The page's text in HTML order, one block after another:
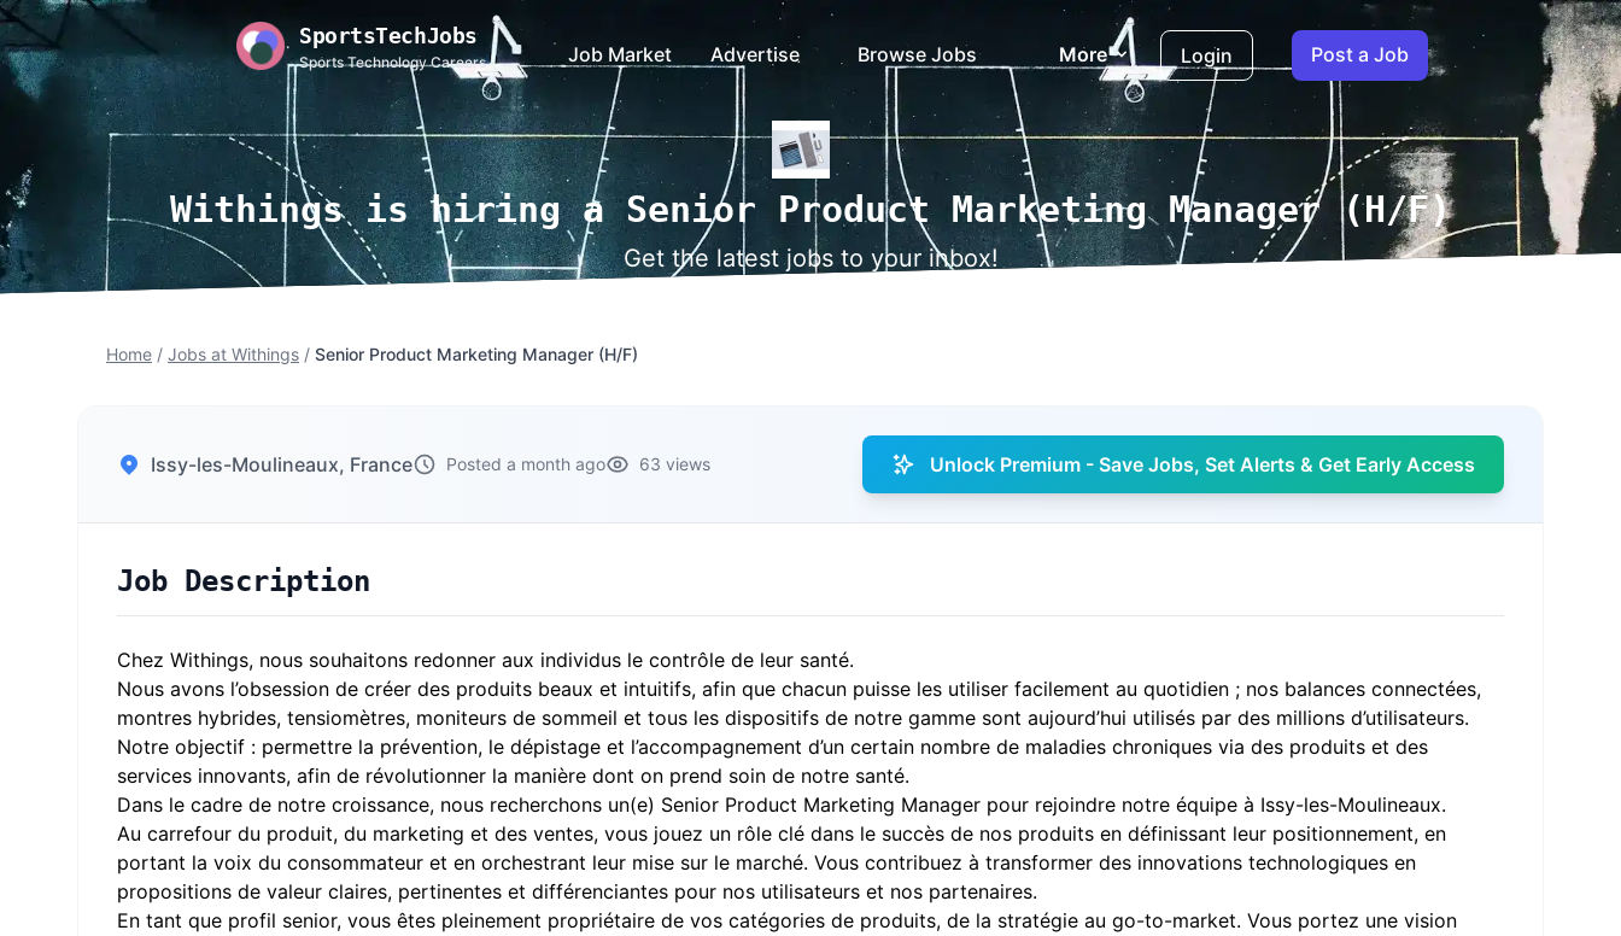
SportsTechJobs
Sports Technology Careers Job Market Advertise Browse Jobs More Login Post a Job
Withings is hiring a Senior Product Marketing Manager (H/F)
Get the latest jobs to your inbox!
Home / Jobs at Withings / Senior Product Marketing Manager (H/F)
Issy-les-Moulineaux, France Posted a month ago 63 views Unlock Premium - Save Jobs, Set Alerts & Get Early Access
Job Description
Chez Withings, nous souhaitons redonner aux individus le contrôle de leur santé.
Nous avons l’obsession de créer des produits beaux et intuitifs, afin que chacun puisse les utiliser facilement au quotidien ; nos balances connectées,
montres hybrides, tensiomètres, moniteurs de sommeil et tous les dispositifs de notre gamme sont aujourd’hui utilisés par des millions d’utilisateurs.
Notre objectif : permettre la prévention, le dépistage et l’accompagnement d’un certain nombre de maladies chroniques via des produits et des
services innovants, afin de révolutionner la manière dont on prend soin de notre santé.
Dans le cadre de notre croissance, nous recherchons un(e) Senior Product Marketing Manager pour rejoindre notre équipe à Issy-les-Moulineaux.
Au carrefour du produit, du marketing et des ventes, vous jouez un rôle clé dans le succès de nos produits en définissant leur positionnement, en
portant la voix du consommateur et en orchestrant leur mise sur le marché. Vous contribuez à transformer des innovations technologiques en
propositions de valeur claires, pertinentes et différenciantes pour nos utilisateurs et nos partenaires.
En tant que profil senior, vous êtes pleinement propriétaire de vos catégories de produits, de la stratégie au go-to-market. Vous portez une vision